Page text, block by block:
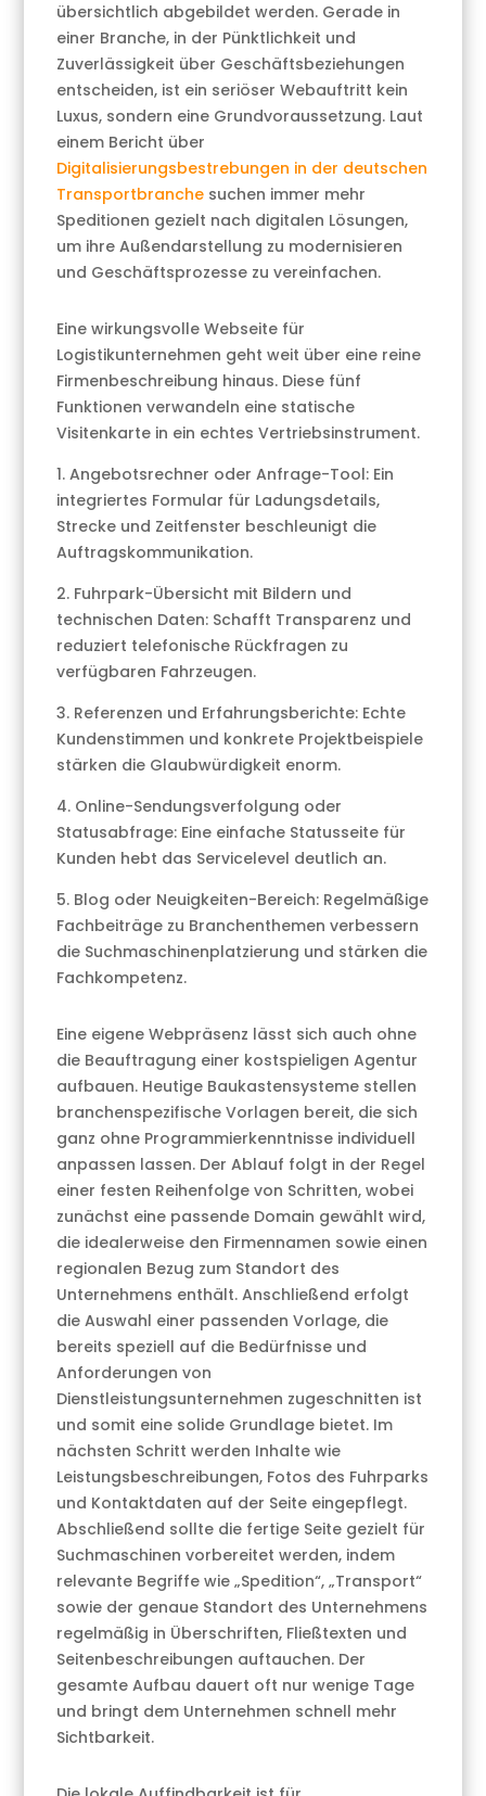
übersichtlich abgebildet werden. Gerade in
einer Branche, in der Pünktlichkeit und
Zuverlässigkeit über Geschäftsbeziehungen
entscheiden, ist ein seriöser Webauftritt kein
Luxus, sondern eine Grundvoraussetzung. Laut
einem Bericht über
Digitalisierungsbestrebungen in der deutschen
Transportbranche suchen immer mehr
Speditionen gezielt nach digitalen Lösungen,
um ihre Außendarstellung zu modernisieren
und Geschäftsprozesse zu vereinfachen.
Eine wirkungsvolle Webseite für
Logistikunternehmen geht weit über eine reine
Firmenbeschreibung hinaus. Diese fünf
Funktionen verwandeln eine statische
Visitenkarte in ein echtes Vertriebsinstrument.
1. Angebotsrechner oder Anfrage-Tool: Ein
integriertes Formular für Ladungsdetails,
Strecke und Zeitfenster beschleunigt die
Auftragskommunikation.
2. Fuhrpark-Übersicht mit Bildern und
technischen Daten: Schafft Transparenz und
reduziert telefonische Rückfragen zu
verfügbaren Fahrzeugen.
3. Referenzen und Erfahrungsberichte: Echte
Kundenstimmen und konkrete Projektbeispiele
stärken die Glaubwürdigkeit enorm.
4. Online-Sendungsverfolgung oder
Statusabfrage: Eine einfache Statusseite für
Kunden hebt das Servicelevel deutlich an.
5. Blog oder Neuigkeiten-Bereich: Regelmäßige
Fachbeiträge zu Branchenthemen verbessern
die Suchmaschinenplatzierung und stärken die
Fachkompetenz.
Eine eigene Webpräsenz lässt sich auch ohne
die Beauftragung einer kostspieligen Agentur
aufbauen. Heutige Baukastensysteme stellen
branchenspezifische Vorlagen bereit, die sich
ganz ohne Programmierkenntnisse individuell
anpassen lassen. Der Ablauf folgt in der Regel
einer festen Reihenfolge von Schritten, wobei
zunächst eine passende Domain gewählt wird,
die idealerweise den Firmennamen sowie einen
regionalen Bezug zum Standort des
Unternehmens enthält. Anschließend erfolgt
die Auswahl einer passenden Vorlage, die
bereits speziell auf die Bedürfnisse und
Anforderungen von
Dienstleistungsunternehmen zugeschnitten ist
und somit eine solide Grundlage bietet. Im
nächsten Schritt werden Inhalte wie
Leistungsbeschreibungen, Fotos des Fuhrparks
und Kontaktdaten auf der Seite eingepflegt.
Abschließend sollte die fertige Seite gezielt für
Suchmaschinen vorbereitet werden, indem
relevante Begriffe wie „Spedition“, „Transport“
sowie der genaue Standort des Unternehmens
regelmäßig in Überschriften, Fließtexten und
Seitenbeschreibungen auftauchen. Der
gesamte Aufbau dauert oft nur wenige Tage
und bringt dem Unternehmen schnell mehr
Sichtbarkeit.